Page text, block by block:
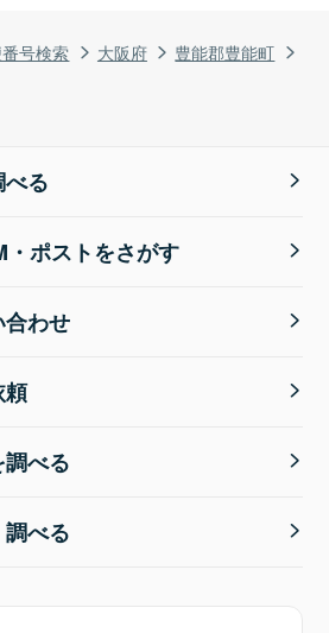
号検索 大阪府
豊能郡豊能町
る
・ポストをさがす
わせ
頼
べる
べる